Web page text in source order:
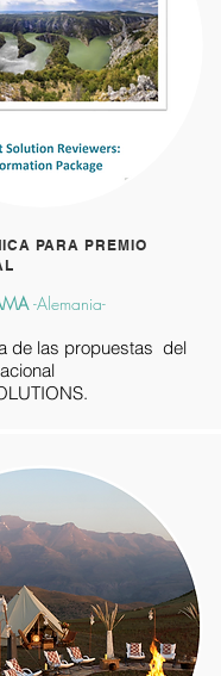
PARA PREMIO
-Alemania-
de las propuestas del